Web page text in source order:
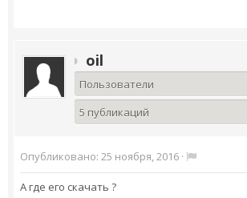
oil
Пользователи
5 публикаций
Опубликовано: 25 ноября, 2016 ·
А где его скачать ?